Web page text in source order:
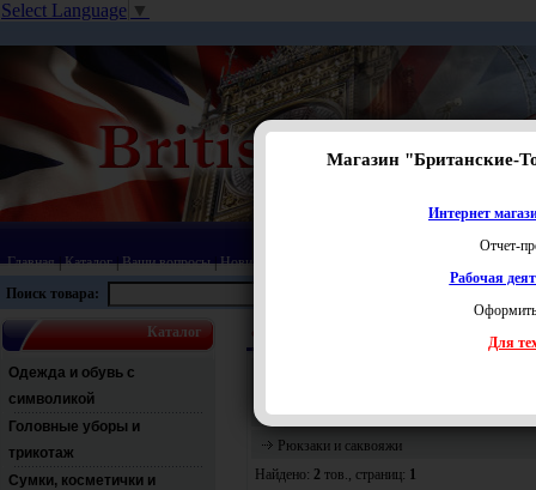
Select Language ▼
Главная|Каталог|Ваши вопросы|Новинки
Поиск товара:
Каталог
Одежда и обувь с
символикой
Головные уборы и
трикотаж
Сумки, косметички и
ФК Милан Сумки, косметички и рюкзаки с
интерьера|
Рюкзаки и саквояжи
Найдено: 2 тов., страниц: 1
Магазин "Британские-
Интернет
Отчет-
Рабочая
Для